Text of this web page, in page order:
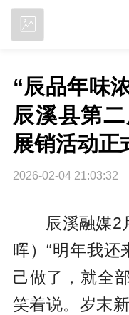
“辰品年味
辰溪县第
展销活动正
2026-02-04 21:03:32
辰溪融媒2
晖）“明年我还
己做了，就全
笑着说。岁末